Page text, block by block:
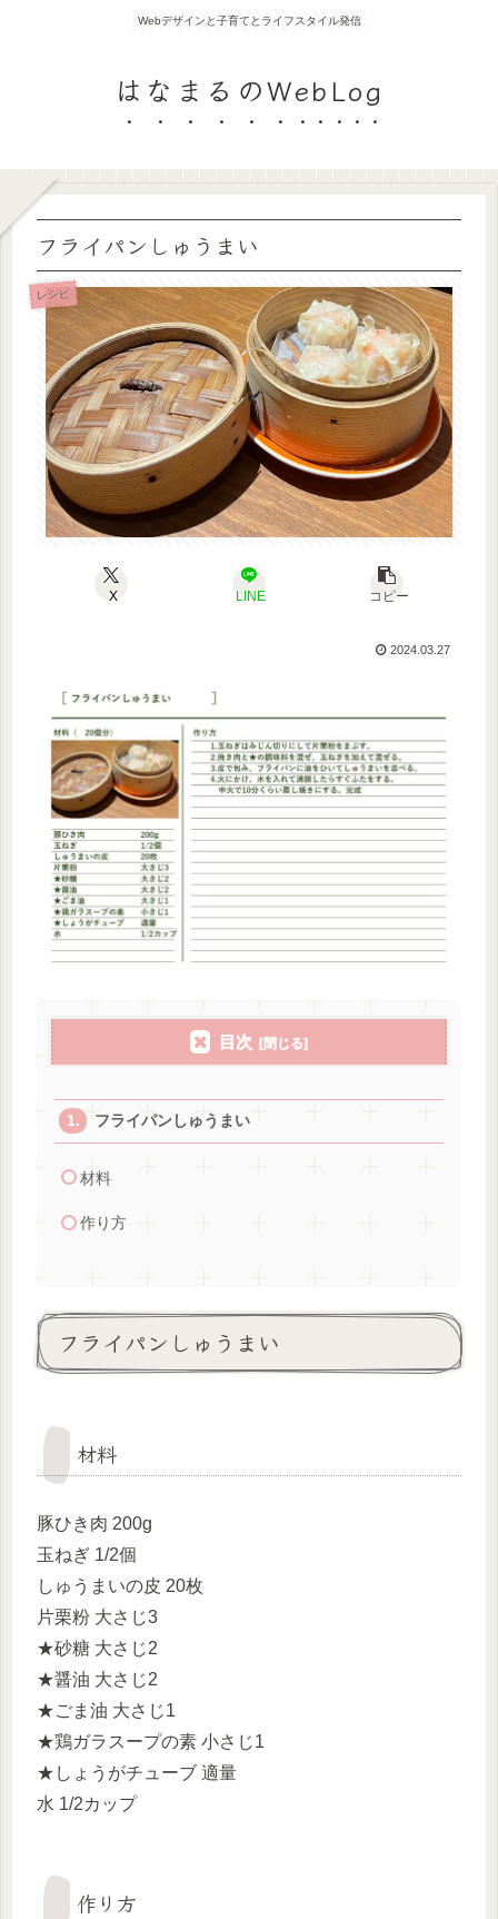
Webデザインと子育てとライフスタイル発信
はなまるのWebLog
フライパンしゅうまい
レシピ
X LINE コピー
2024.03.27
目次
フライパンしゅうまい
材料
作り方
フライパンしゅうまい
材料
豚ひき肉 200g
玉ねぎ 1/2個
しゅうまいの皮 20枚
片栗粉 大さじ3
★砂糖 大さじ2
★醤油 大さじ2
★ごま油 大さじ1
★鶏ガラスープの素 小さじ1
★しょうがチューブ 適量
水 1/2カップ
作り方